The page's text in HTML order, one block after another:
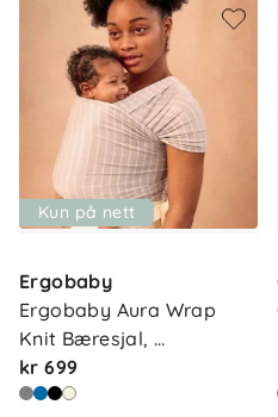
Kun på nett
Ergobaby
Ergobaby Aura Wrap
Knit Bæresjal,
greystripe…
kr 699